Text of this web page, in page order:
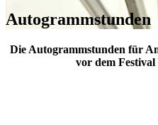
Autogrammstunden
Die Autogrammstunden für
vor dem Festival